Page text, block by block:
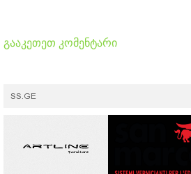
გააკეთეთ კომენტარი
SS.GE